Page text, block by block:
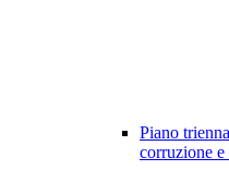
Piano
corruzione e